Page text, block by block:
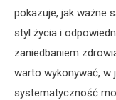
pokazuje, jak ważne
styl życia i
zaniedbaniem
warto wykonywać, w
systematyczność